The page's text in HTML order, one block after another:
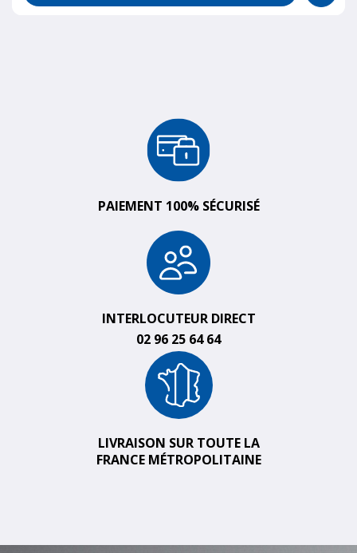
PAIEMENT 100% SÉCURISÉ
INTERLOCUTEUR DIRECT
02 96 25 64 64
LIVRAISON SUR TOUTE LA
FRANCE MÉTROPOLITAINE